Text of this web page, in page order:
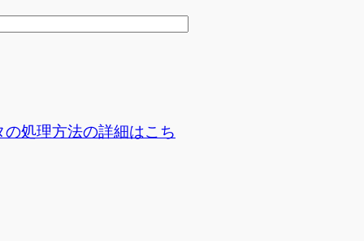
処理方法の詳細はこち